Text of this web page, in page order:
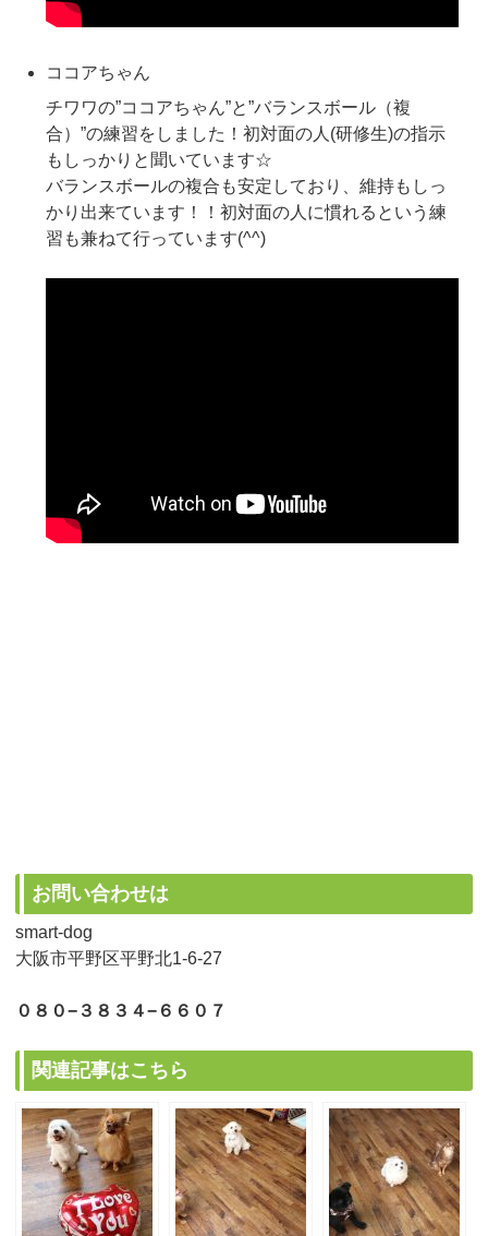
ココアちゃん
チワワの”ココアちゃん”と”バランスボール（複
合）”の練習をしました！初対面の人(研修生)の指示
もしっかりと聞いています☆
バランスボールの複合も安定しており、維持もしっ
かり出来ています！！初対面の人に慣れるという練
習も兼ねて行っています(^^)
お問い合わせは
smart-dog
大阪市平野区平野北1-6-27
０８０−３８３４−６６０７
関連記事はこちら